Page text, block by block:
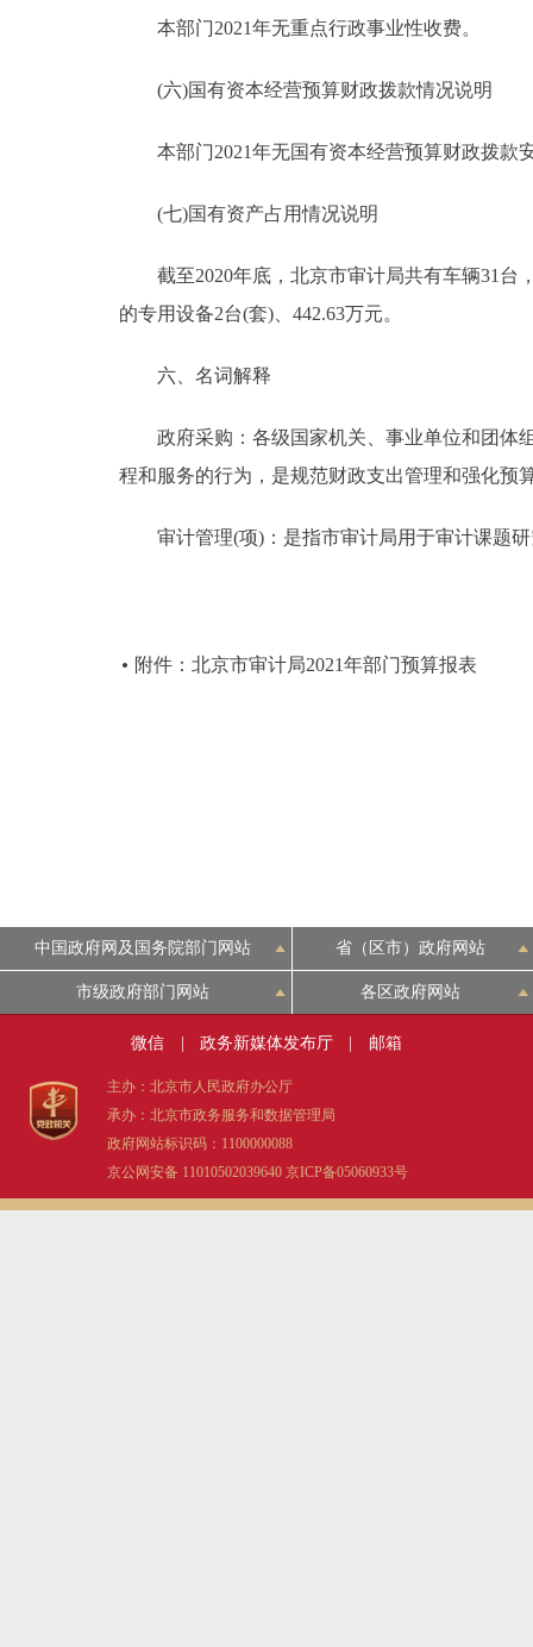
本部门2021年无重点行政事业性收费。
(六)国有资本经营预算财政拨款情况说明
本部门2021年无国有资本经营预算财政拨款
(七)国有资产占用情况说明
截至2020年底，北京市审计局共有车辆31台，
的专用设备2台(套)、442.63万元。
六、名词解释
政府采购：各级国家机关、事业单位和团体组
程和服务的行为，是规范财政支出管理和强化预
审计管理(项)：是指市审计局用于审计课题研
附件：北京市审计局2021年部门预算报表
中国政府网及国务院部门网站 省（区市）政府网站
市级政府部门网站 各区政府网站
微信 政务新媒体发布厅 邮箱
主办：北京市人民政府办公厅
承办：北京市政务服务和数据管理局
政府网站标识码：1100000088
京公网安备 11010502039640 京ICP备05060933号